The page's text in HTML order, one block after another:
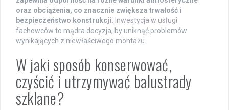
oraz obciążenia, co znacznie zwiększa trwałość i
bezpieczeństwo konstrukcji. Inwestycja w usługi
fachowców to mądra decyzja, by uniknąć problemów
wynikających z niewłaściwego montażu.
W jaki sposób konserwować,
czyścić i utrzymywać balustrady
szklane?